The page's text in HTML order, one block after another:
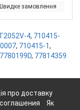
замовлення
4, 710415-
, 710415-1,
7780199D, 77814359
про доставку
Як